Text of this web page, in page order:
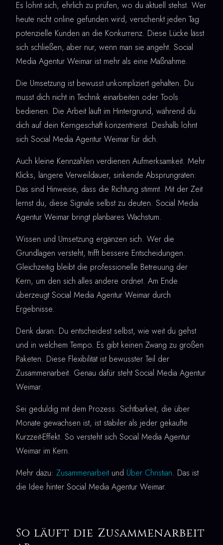
Es lohnt sich, ehrlich zu prüfen, wo du aktuell stehst. Wer
heute nicht online gefunden wird, verschenkt jeden Tag
potenzielle Kunden an die Konkurrenz. Diese Lücke lässt
sich schließen, aber nur, wenn man sie angeht. Social
Media Agentur Weimar ist mehr als eine Maßnahme.
Die Umsetzung ist bewusst unkompliziert gehalten. Du
musst dich nicht in Technik einarbeiten oder Tools
bedienen. Die Arbeit läuft im Hintergrund, während du
dich auf dein Kerngeschäft konzentrierst. Deshalb lohnt
sich Social Media Agentur Weimar für dich.
Auch kleine Kennzahlen verdienen Aufmerksamkeit. Mehr
Klicks, längere Verweildauer, sinkende Absprungraten:
Das sind Hinweise, dass die Richtung stimmt. Mit der Zeit
lernst du, diese Signale selbst zu deuten. Social Media
Agentur Weimar bringt planbares Wachstum.
Wissen und Umsetzung ergänzen sich. Wer die
Grundlagen versteht, trifft bessere Entscheidungen.
Gleichzeitig bleibt die professionelle Betreuung der
Kern, um den sich alles andere ordnet. Am Ende
überzeugt Social Media Agentur Weimar durch
Ergebnisse.
Denk daran: Du entscheidest selbst, wie weit du gehst
und in welchem Tempo. Es gibt keinen Zwang zu großen
Paketen. Diese Flexibilität ist bewusster Teil der
Zusammenarbeit. Genau dafür steht Social Media Agentur
Weimar.
Sei geduldig mit dem Prozess. Sichtbarkeit, die über
Monate gewachsen ist, ist stabiler als jeder gekaufte
Kurzzeit-Effekt. So versteht sich Social Media Agentur
Weimar im Kern.
Mehr dazu: Zusammenarbeit und Über Christian. Das ist
die Idee hinter Social Media Agentur Weimar.
So läuft die Zusammenarbeit